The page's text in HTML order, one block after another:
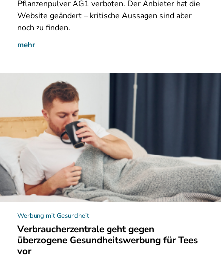
Pflanzenpulver AG1 verboten. Der Anbieter hat die
Website geändert – kritische Aussagen sind aber
noch zu finden.
mehr
Werbung mit Gesundheit
Verbraucherzentrale geht gegen
überzogene Gesundheitswerbung für Tees
vor